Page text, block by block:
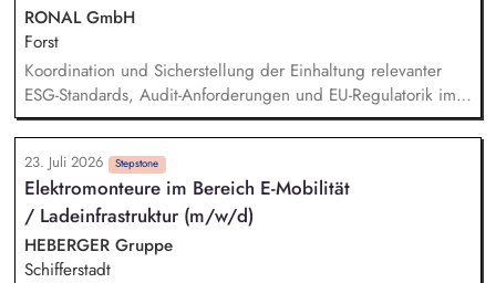
Mobilität, das Wohlbefinden und die soziale Teilhabe unserer
Bewohner*innen. Du übernimmst aktiv Betreuungsaufgaben
im Alltag unserer Bewohner*innen und bist Teil des
Betreuungsdienstes.
RONAL GmbH
Forst
Koordination und Sicherstellung der Einhaltung relevanter
ESG-Standards, Audit-Anforderungen und EU-Regulatorik im
Einkauf. Prüfung von Nachhaltigkeitsunterlagen, Zertifikaten
und Audit-Ergebnissen. Aufbau und Weiterentwicklung von
ESG-KPIs, Reportingstrukturen sowie Prozessen und
Systemen. Entwicklung und Umsetzung von Warengruppen-
und Lieferantenstrategien. Supply Chain Risikomanagement
inklusive Monitoring kritischer Rohstoffe, Kapazitäten,
Transportwege und Markttrends.
23. Juli 2026 Stepstone
Elektromonteure im Bereich E-Mobilität
/ Ladeinfrastruktur (m/w/d)
HEBERGER Gruppe
Schifferstadt